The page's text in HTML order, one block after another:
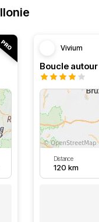
Vivium
Distance
120 km